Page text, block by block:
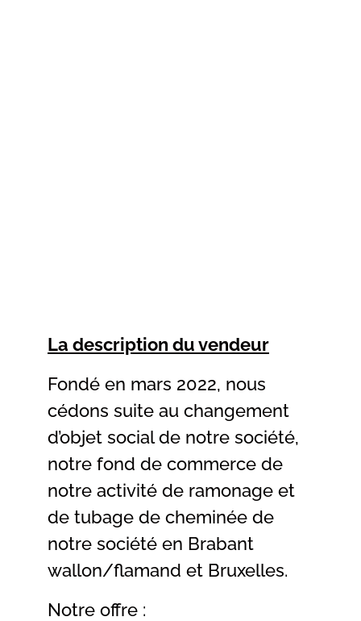
La description du vendeur
Fondé en mars 2022, nous
cédons suite au changement
d’objet social de notre société,
notre fond de commerce de
notre activité de ramonage et
de tubage de cheminée de
notre société en Brabant
wallon/flamand et Bruxelles.
Notre offre :